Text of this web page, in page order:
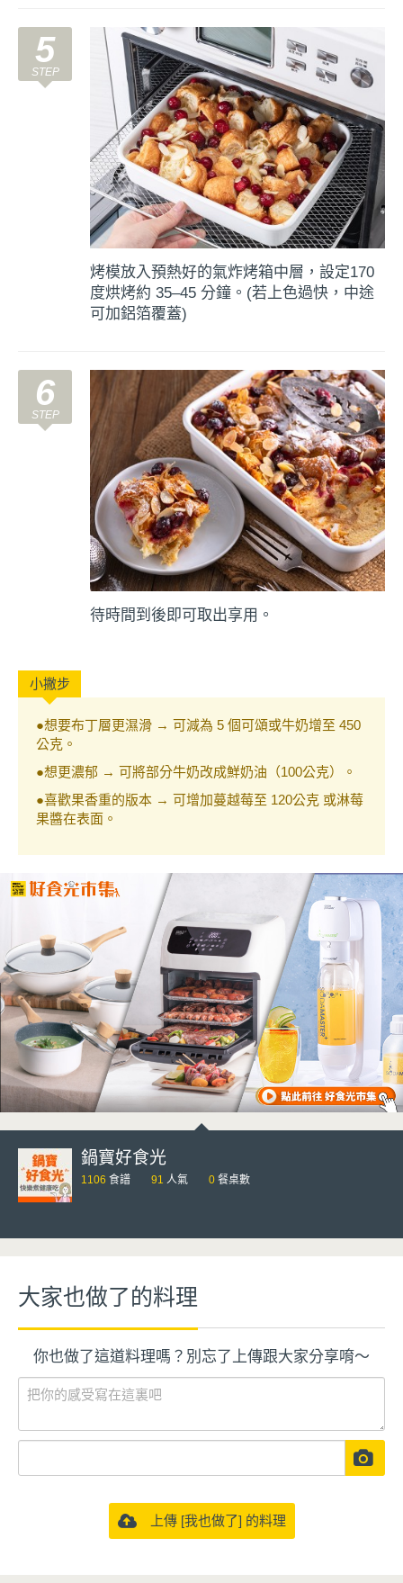
5
烤模放入預熱好的氣炸烤箱中層，設定170
度烘烤約 35–45 分鐘。(若上色過快，中途
可加鋁箔覆蓋)
6
待時間到後即可取出享用。
●想要布丁層更濕滑 → 可減為 5 個可頌或牛奶增至 450
公克。
●想更濃郁 → 可將部分牛奶改成鮮奶油（100公克）。
●喜歡果香重的版本 → 可增加蔓越莓至 120公克 或淋莓
果醬在表面。
鍋寶好食光
1106 食譜 91 人氣 0 餐桌數
大家也做了的料理
你也做了這道料理嗎？別忘了上傳跟大家分享唷～
上傳 [我也做了] 的料理